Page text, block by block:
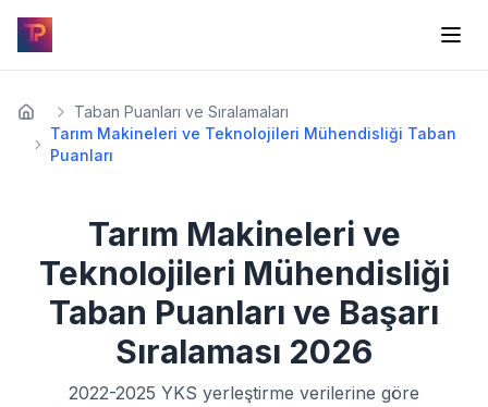
Taban Puanları ve Sıralamaları
Tarım Makineleri ve Teknolojileri Mühendisliği Taban
Puanları
Tarım Makineleri ve
Teknolojileri Mühendisliği
Taban Puanları ve Başarı
Sıralaması 2026
2022-2025 YKS yerleştirme verilerine göre